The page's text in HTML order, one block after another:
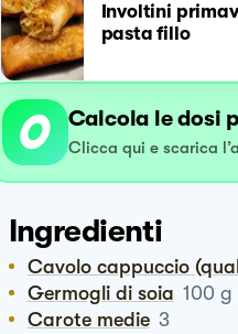
Involtini
pasta fillo
Calcola le dosi
Clicca qui e scarica
Ingredienti
Cavolo cappuccio
Germogli di soia 100 g
Carote medie 3